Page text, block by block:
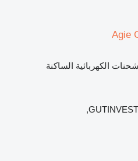
Agie
الكهربائية الساكنة